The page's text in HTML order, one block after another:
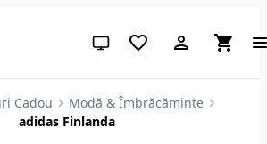
Temă sistem (apasă pentru
Cadou
Modă & Îmbrăcăminte
adidas Finlanda